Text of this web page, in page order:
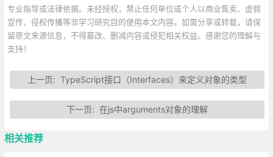
专业指导或法律依据。未经授权，禁止任何单位或个人以商业售卖、虚假
宣传、侵权传播等非学习研究目的使用本文内容。如需分享或转载，请保
留原文来源信息，不得篡改、删减内容或侵犯相关权益。感谢您的理解与
支持！
上一页: TypeScript接口（Interfaces）来定义对象的类型
下一页: 在js中arguments对象的理解
相关推荐